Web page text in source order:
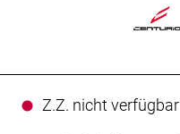
Z.Z. nicht verfügbar